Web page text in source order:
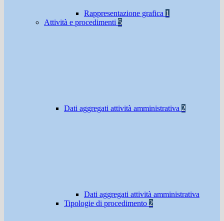
Rappresentazione grafica 1
Attività e procedimenti 5
Dati aggregati attività amministrativa 2
Dati aggregati attività amministrativa
Tipologie di procedimento 2